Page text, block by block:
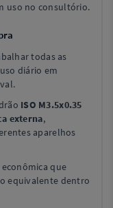
uso no consultório.
todas as
diário em
ISO M3.5x0.35
externa,
aparelhos
que
equivalente dentro